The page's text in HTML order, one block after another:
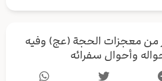
من معجزات الحجة (عج) وفيه
وأحوال سفرائه